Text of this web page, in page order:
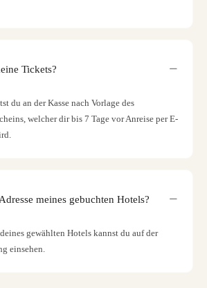
Tickets?
du an der Kasse nach Vorlage des
welcher dir bis 7 Tage vor Anreise per E-
meines gebuchten Hotels?
gewählten Hotels kannst du auf der
einsehen.